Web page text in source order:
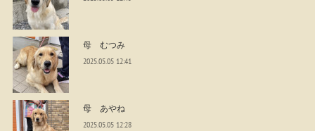
母 むつみ
2025.05.05 12:41
母 あやね
2025.05.05 12:28